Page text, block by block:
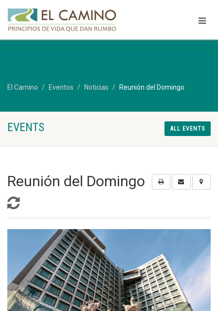
El Camino Eventos Noticias Reunión del Domingo
EVENTS ALL EVENTS
Reunión del Domingo